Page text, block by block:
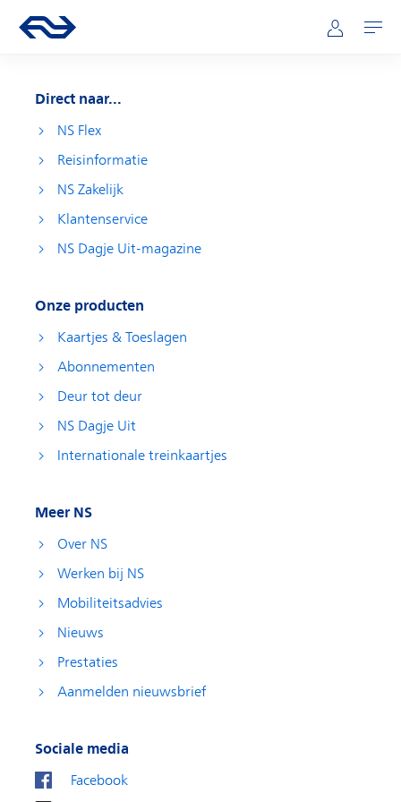
Hoofdnavigatie
Ga naar de homepage van ns.nl Mijn NS
Openen
Direct naar...
NS Flex
Reisinformatie
NS Zakelijk
Klantenservice
NS Dagje Uit-magazine
Onze producten
Kaartjes & Toeslagen
Abonnementen
Deur tot deur
NS Dagje Uit
Internationale treinkaartjes
Meer NS
Over NS
Werken bij NS
Mobiliteitsadvies
Nieuws
Prestaties
Aanmelden nieuwsbrief
Sociale media
Facebook